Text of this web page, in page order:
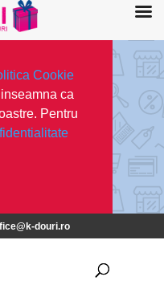
Cookie
ca
Pentru
douri.ro